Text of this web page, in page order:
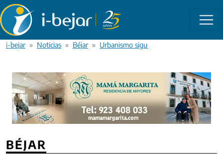
Pasar al contenido principal
i-bejar Noticias Béjar Urbanismo sigue recogiendo
BÉJAR